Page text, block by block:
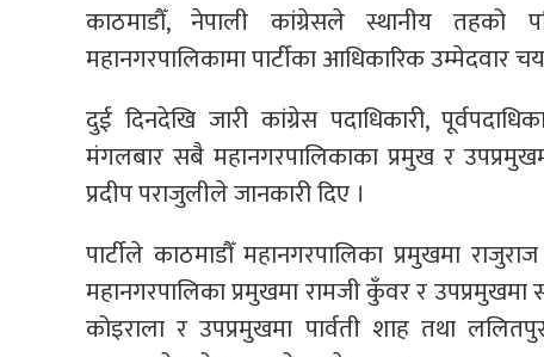
काठमाडौँ, नेपाली कांग्रेसले स्थानीय तहको
महानगरपालिकामा पार्टीका आधिकारिक उम्मेदवार
दुई दिनदेखि जारी कांग्रेस पदाधिकारी,
मंगलबार सबै महानगरपालिकाका प्रमुख र
प्रदीप पराजुलीले जानकारी दिए ।
पार्टीले काठमाडौँ महानगरपालिका प्रमुखमा
महानगरपालिका प्रमुखमा रामजी कुँवर र
कोइराला र उपप्रमुखमा पार्वती शाह तथा